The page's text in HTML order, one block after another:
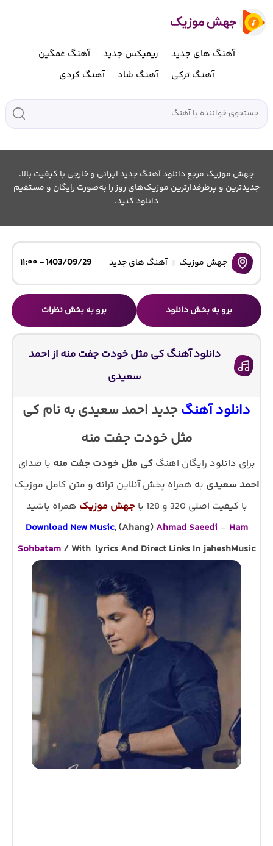
آهنگ های جدید ریمیکس جدید
آهنگ غمگین
آهنگ ترکی
آهنگ شاد آهنگ کردی
جهش موزیک مرجع دانلود آهنگ جدید ایرانی و خارجی با کیفیت بالا.
جدیدترین و پرطرفدارترین موزیک‌های روز را به‌صورت رایگان و مستقیم
دانلود کنید.
جهش موزیک آهنگ های جدید 1403/09/29 - ۱۱:۰۰
برو به بخش دانلود برو به بخش نظرات
دانلود آهنگ کی مثل خودت جفت منه از احمد
سعیدی
دانلود آهنگجدید احمد سعیدی به نام کی
مثل خودت جفت منه
برای دانلود رایگان اهنگکی مثل خودت جفت منه با صدای
احمد سعیدی به همراه پخش آنلاین ترانه و متن کامل موزیک
با کیفیت اصلی 320 و 128 با
جهش موزیک همراه باشید
Download New Music, (Ahang) Ahmad Saeedi – Ham
Sohbatam / With lyrics And Direct Links In jaheshMusic